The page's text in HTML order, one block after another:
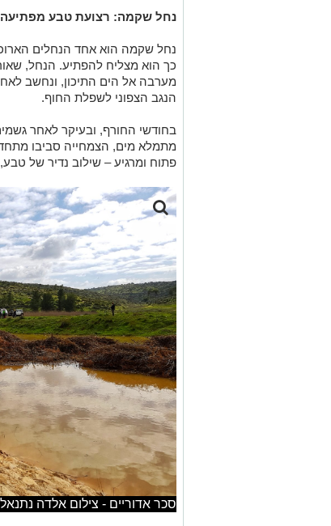
נחל שקמה: רצועת טבע מפתיעה
נחל שקמה הוא אחד הנחלים
מערבה אל הים התיכון, ונחשב
הנגב הצפוני לשפלת החוף.
בחודשי החורף, ובעיקר לאחר
מתמלא מים, הצמחייה סביבו
פתוח ומרגיע – שילוב נדיר של
סכר אדוריים - צילום אלדה נתנאל